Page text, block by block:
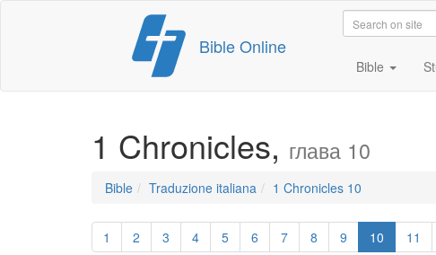
content
Bible Online
Bible
1 Chronicles, глава 10
Bible Traduzione italiana 1 Chronicles 10
1 2 3 4 5 6 7 8 9 10 11